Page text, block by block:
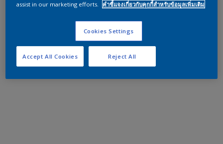
assist in our marketing efforts.
คำชี้แจงเกี่ยวกับคุกกี้สำหรับข้อมูลเพิ่มเติม
Cookies Settings
Reject All
Accept All Cookies